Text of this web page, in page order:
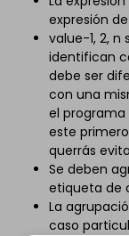
expresión
value-1, 2, n
identifican
debe ser
con una
el
este
querrás
Se deben
etiqueta de
La
caso